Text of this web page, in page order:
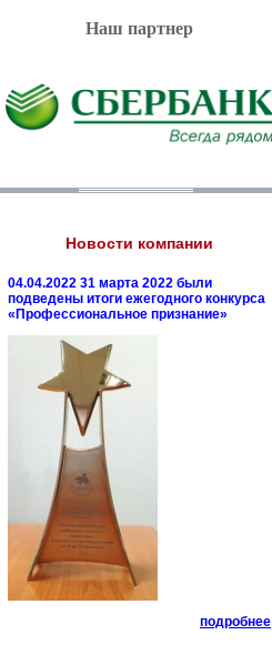
Наш партнер
Новости компании
04.04.2022 31 марта 2022 были
подведены итоги ежегодного конкурса
«Профессиональное признание»
подробнее